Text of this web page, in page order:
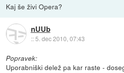
Kaj še živi Opera?
nUUb
::5. dec 2010, 07:43
Popravek:
Uporabniški delež pa kar raste -